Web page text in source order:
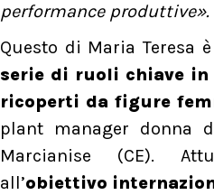
performance produttive».
Questo di Maria Teresa è
serie di ruoli chiave in
ricoperti da figure
plant manager donna
Marcianise (CE).
all’obiettivo